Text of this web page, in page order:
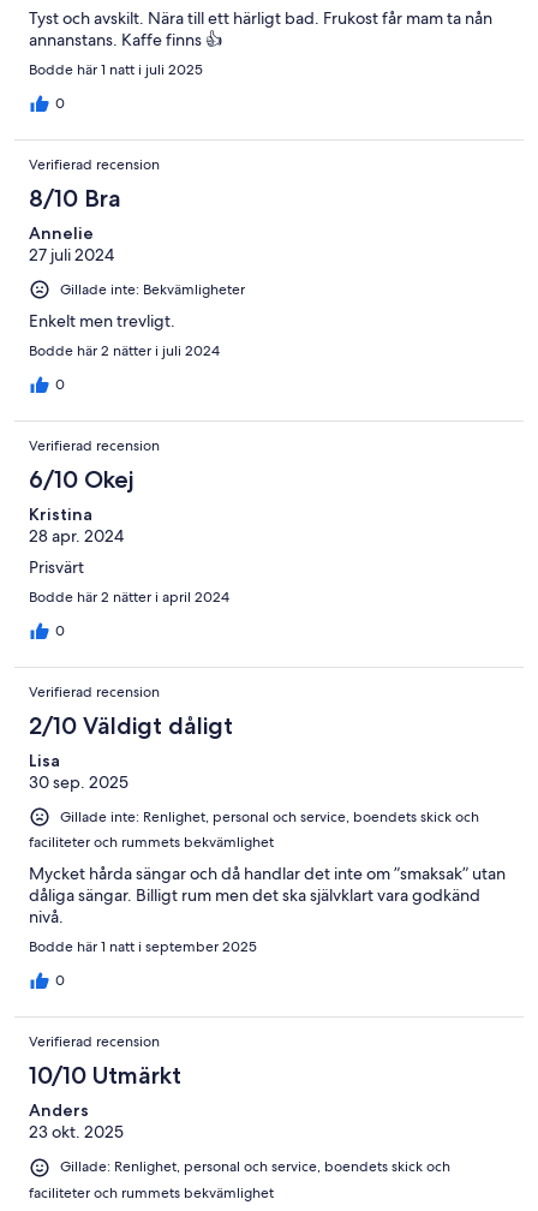
Tyst och avskilt. Nära till ett härligt bad. Frukost får mam ta nån
annanstans. Kaffe finns 👍
Bodde här 1 natt i juli 2025
0
Verifierad recension
8/10 Bra
Annelie
27 juli 2024
Gillade inte: Bekvämligheter
Enkelt men trevligt.
Bodde här 2 nätter i juli 2024
0
Verifierad recension
6/10 Okej
Kristina
28 apr. 2024
Prisvärt
Bodde här 2 nätter i april 2024
0
Verifierad recension
2/10 Väldigt dåligt
Lisa
30 sep. 2025
Gillade inte: Renlighet, personal och service, boendets skick och
faciliteter och rummets bekvämlighet
Mycket hårda sängar och då handlar det inte om ”smaksak” utan
dåliga sängar. Billigt rum men det ska självklart vara godkänd
nivå.
Bodde här 1 natt i september 2025
0
Verifierad recension
10/10 Utmärkt
Anders
23 okt. 2025
Gillade: Renlighet, personal och service, boendets skick och
faciliteter och rummets bekvämlighet